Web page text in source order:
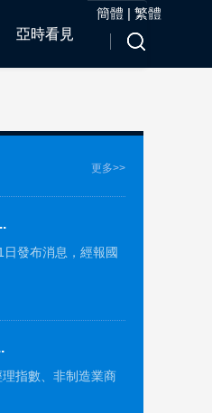
亞時看見
簡體 | 繁體
更多>>
發布消息，經報國
指數、非制造業商